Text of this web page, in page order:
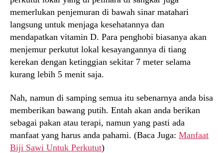
memerlukan penjemuran di bawah sinar matahari
langsung untuk menjaga kesehatannya dan
mendapatkan vitamin D. Para penghobi biasanya akan
menjemur perkutut lokal kesayangannya di tiang
kerekan dengan ketinggian sekitar 7 meter selama
kurang lebih 5 menit saja.
Nah, namun di samping semua itu sebenarnya anda bisa
memberikan bawang putih. Entah akan anda berikan
sebagai pakan atau terapi, namun yang pasti ada
manfaat yang harus anda pahami. (Baca Juga: Manfaat
Biji Sawi Untuk Perkutut)